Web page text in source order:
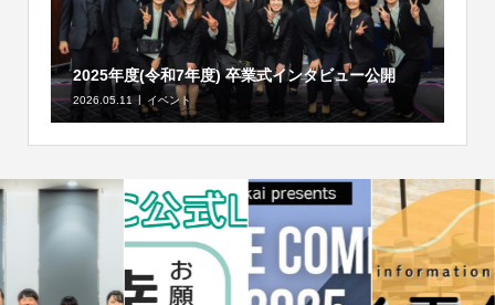
2025年度(令和7年度) 卒業式インタビュー公開
2026.05.11 イベント